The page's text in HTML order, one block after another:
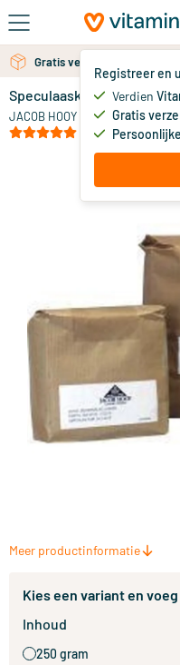
Ga naar de hoofdinhoud
Registreer en
Verdien
Gratis
Gratis verzending vanaf 25
Gratis persoonlijk advies
Speculaaskruiden
JACOB HOOY
Meer productinformatie
Kies een variant en
Inhoud
250 gram